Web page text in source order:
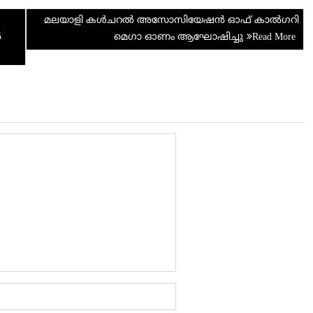
e
മലയാളി കൾചറൽ അസോസിയേഷൻ ഓഫ് കാൽഗറി
മെഗാ ഓണം ആഘോഷിച്ചു